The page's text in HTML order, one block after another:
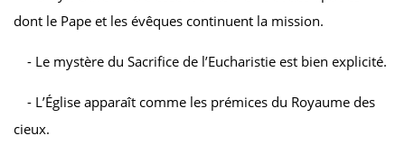
dont le Pape et les évêques continuent la mission.
- Le mystère du Sacrifice de l’Eucharistie est bien explicité.
- L’Église apparaît comme les prémices du Royaume des
cieux.